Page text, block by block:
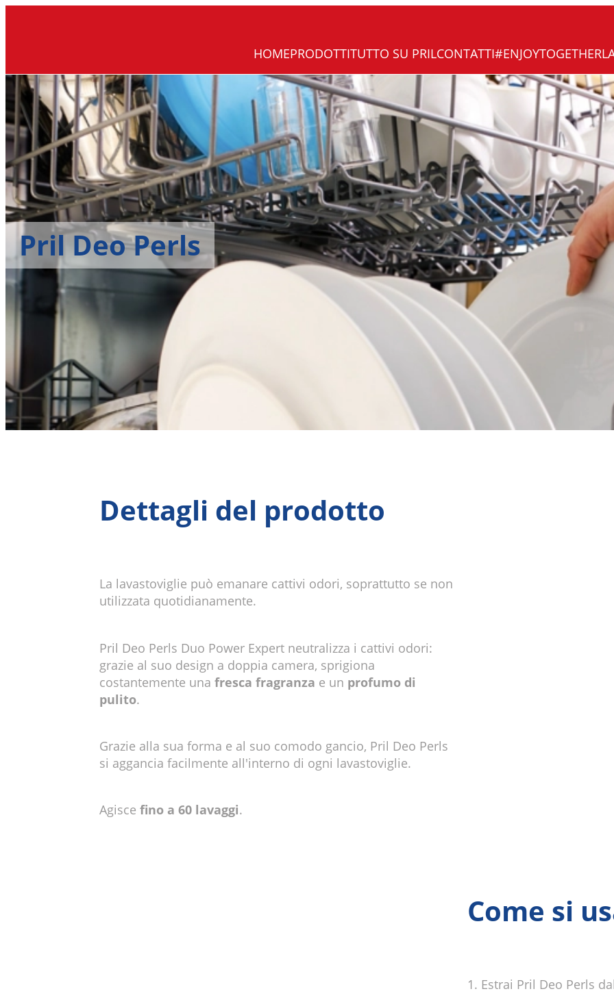
HOMEPRODOTTITUTTO SU PRILCONTATTI#ENJOYTOGETHER
Pril Deo Perls
Dettagli del prodotto
La lavastoviglie può emanare cattivi odori, soprattutto se non
utilizzata quotidianamente.
Pril Deo Perls Duo Power Expert neutralizza i cattivi odori:
grazie al suo design a doppia camera, sprigiona
costantemente unafresca fragranza e un profumo di
pulito.
Grazie alla sua forma e al suo comodo gancio, Pril Deo Perls
si aggancia facilmente all'interno di ogni lavastoviglie.
Agiscefino a 60 lavaggi.
Come si
Estrai Pril Deo Perls